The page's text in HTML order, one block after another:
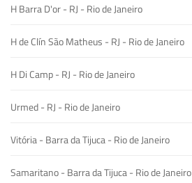
H Barra D'or - RJ - Rio de Janeiro
H de Clín São Matheus - RJ - Rio de Janeiro
H Di Camp - RJ - Rio de Janeiro
Urmed - RJ - Rio de Janeiro
Vitória - Barra da Tijuca - Rio de Janeiro
Samaritano - Barra da Tijuca - Rio de Janeiro